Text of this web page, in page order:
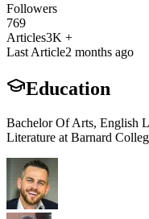
Followers
769
Articles3K +
Last Article2 months ago
Education
Bachelor Of Arts, English
Literature at Barnard